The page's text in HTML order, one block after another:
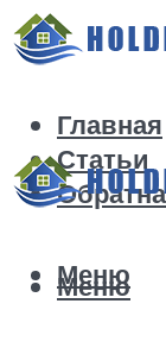
Главная
Статьи
Меню
Меню